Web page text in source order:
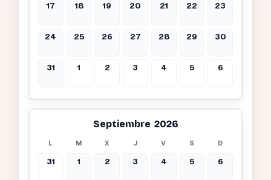
17 18 19 20 21 22 23
24 25 26 27 28 29 30
31 1 2 3 4 5 6
Septiembre 2026
L M X J V S D
31 1 2 3 4 5 6